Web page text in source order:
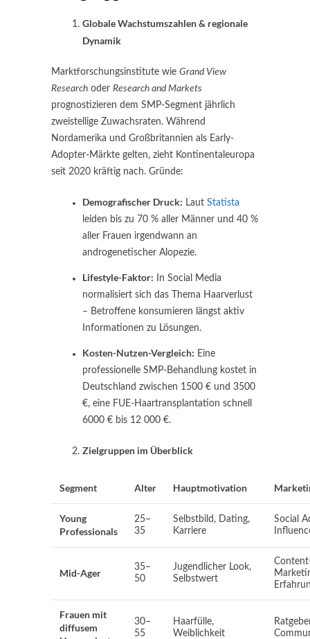
Globale Wachstumszahlen & regionale
Dynamik
Marktforschungs­institute wie Grand View
Research oder Research and Markets
prognostizieren dem SMP-Segment jährlich
zweistellige Zuwachsraten. Während
Nordamerika und Großbritannien als Early-
Adopter-Märkte gelten, zieht Kontinental­europa
seit 2020 kräftig nach. Gründe:
Demografischer Druck: Laut Statista
leiden bis zu 70 % aller Männer und 40 %
aller Frauen irgendwann an
androgenetischer Alopezie.
Lifestyle-Faktor: In Social Media
normalisiert sich das Thema Haarverlust
– Betroffene konsumieren längst aktiv
Informationen zu Lösungen.
Kosten-Nutzen-Vergleich: Eine
professionelle SMP-Behandlung kostet in
Deutschland zwischen 1500 € und 3500
€, eine FUE-Haartransplantation schnell
6000 € bis 12 000 €.
Zielgruppen im Überblick
Segment Alter Hauptmotivation
Young
Professionals
25–
35
Selbstbild, Dating,
Karriere
Social
Mid-Ager
35–
50
Jugendlicher Look,
Selbstwert
Frauen mit
diffusem
30–
55
Haarfülle,
Weiblichkeit